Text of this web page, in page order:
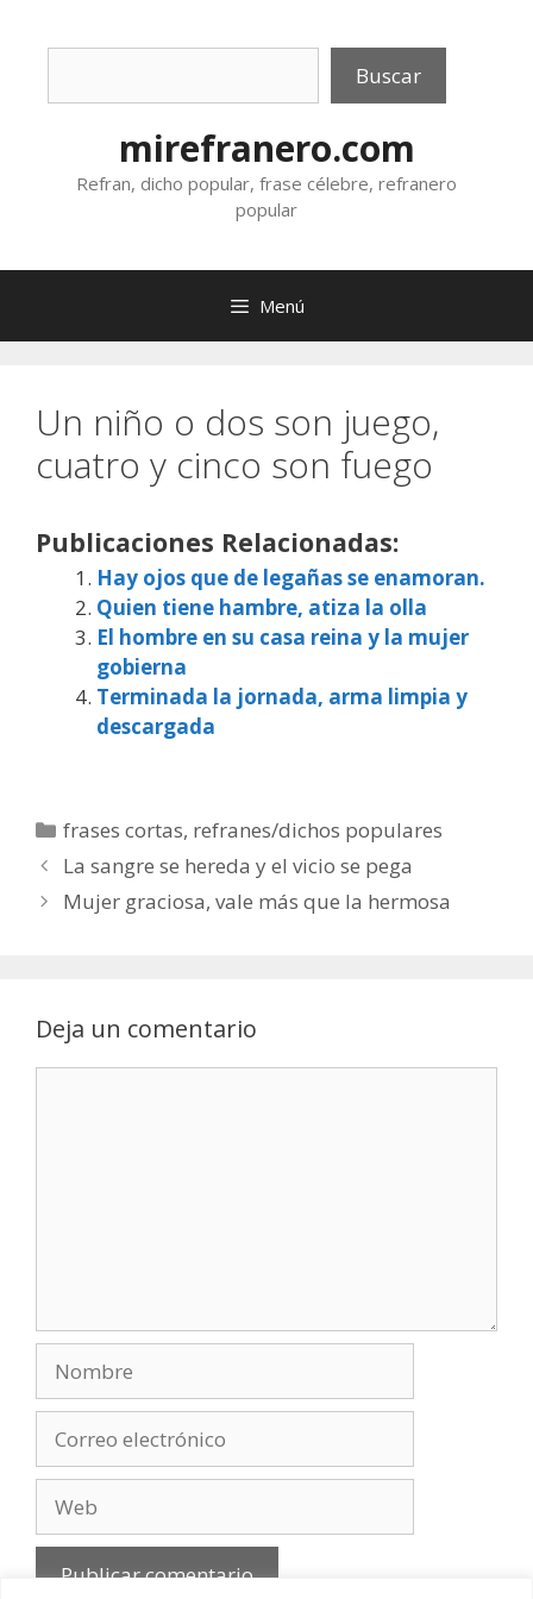
Buscar
mirefranero.com
Refran, dicho popular, frase célebre, refranero
popular
Menú
Un niño o dos son juego,
cuatro y cinco son fuego
Publicaciones Relacionadas:
Hay ojos que de legañas se enamoran.
Quien tiene hambre, atiza la olla
El hombre en su casa reina y la mujer
gobierna
Terminada la jornada, arma limpia y
descargada
Categorías
frases cortas, refranes/dichos populares
La sangre se hereda y el vicio se pega
Mujer graciosa, vale más que la hermosa
Deja un comentario
electrónico